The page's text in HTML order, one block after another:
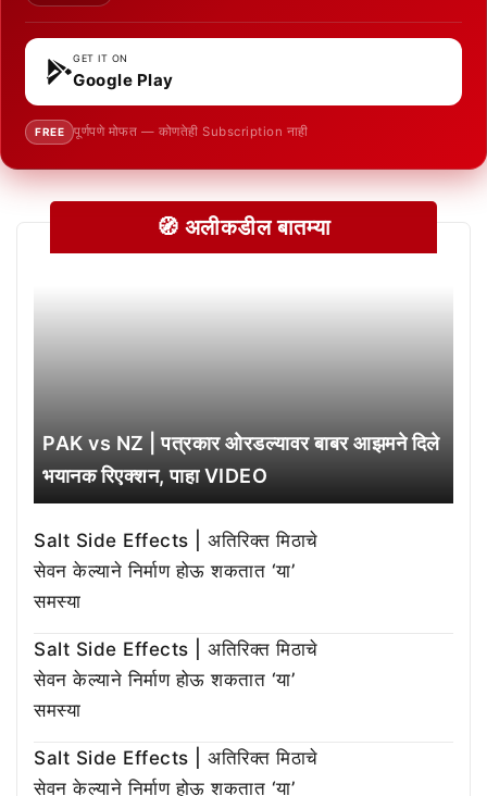
GET IT ON
Google Play
FREE पूर्णपणे मोफत — कोणतेही Subscription नाही
🧭 अलीकडील बातम्या
PAK vs NZ | पत्रकार ओरडल्यावर बाबर आझमने दिले
भयानक रिएक्शन, पाहा VIDEO
Salt Side Effects | अतिरिक्त मिठाचे
सेवन केल्याने निर्माण होऊ शकतात ‘या’
समस्या
Salt Side Effects | अतिरिक्त मिठाचे
सेवन केल्याने निर्माण होऊ शकतात ‘या’
समस्या
Salt Side Effects | अतिरिक्त मिठाचे
सेवन केल्याने निर्माण होऊ शकतात ‘या’